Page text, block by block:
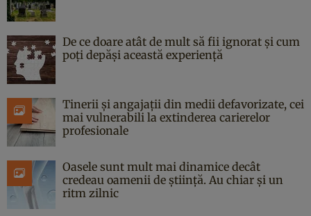
De ce doare atât de mult să fii ignorat și cum
poți depăși această experiență
Tinerii și angajații din medii defavorizate, cei
mai vulnerabili la extinderea carierelor
profesionale
Oasele sunt mult mai dinamice decât
credeau oamenii de știință. Au chiar și un
ritm zilnic